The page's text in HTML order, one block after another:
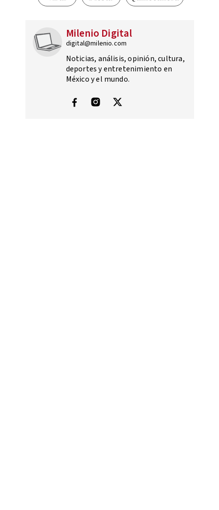
Milenio Digital
digital@milenio.com
Noticias, análisis, opinión, cultura,
deportes y entretenimiento en
México y el mundo.